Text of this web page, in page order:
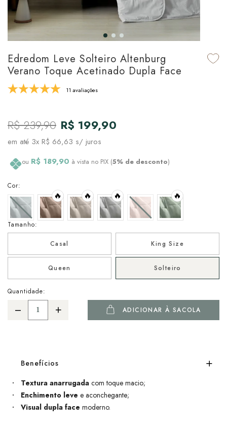
em Marcas
em Tapetes
de Colchão & Travesseiro
& Sobre-Lençol Avulso
& Manta para Cama
Edredom & Duvet
Prato & Copa
de Cozinha
em Mesa & Cozinha
em Banho
Edredom Leve Solteiro Altenburg
Verano Toque Acetinado Dupla Face
11 avaliações
R$ 239,90 R$ 199,90
em até 3x R$ 66,63 s/ juros
ou R$ 189,90 à vista no PIX (5% de desconto)
Tamanho:
Casal King Size
Queen Solteiro
Cor:
🔥 🔥 🔥 🔥
Quantidade:
ADICIONAR À SACOLA
Benefícios
Textura anarrugada com toque macio;
Enchimento leve e aconchegante;
Visual dupla face moderno.